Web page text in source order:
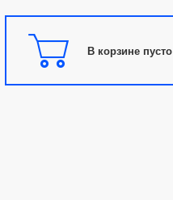
В корзине пусто